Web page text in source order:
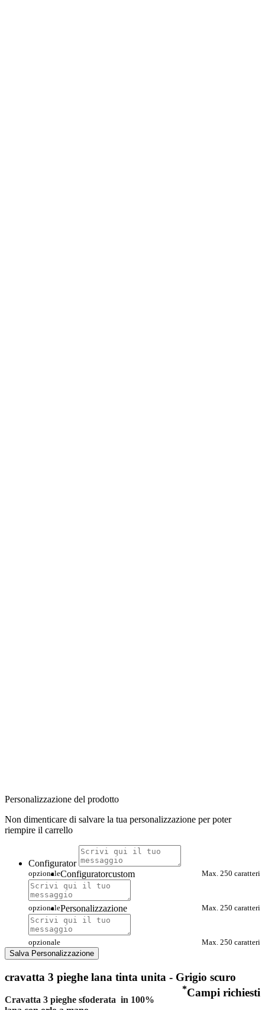
Personalizzazione del prodotto
Non dimenticare di salvare la tua personalizzazione per poter
riempire il carrello
Configurator
opzionale Max. 250 caratteri
Configuratorcustom
opzionale Max. 250 caratteri
Personalizzazione
opzionale
Max. 250 caratteri
Salva Personalizzazione
cravatta 3 pieghe lana tinta unita - Grigio scuro
*Campi richiesti
Cravatta 3 pieghe sfoderata in 100%